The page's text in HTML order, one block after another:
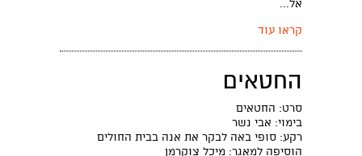
אל...
קראו עוד
החטאים
סרט: החטאים
בימוי: אבי נשר
רקע: סופי באה לבקר את אנה בבית החולים
הוסיפה למאגר: מיכל צוקרמן